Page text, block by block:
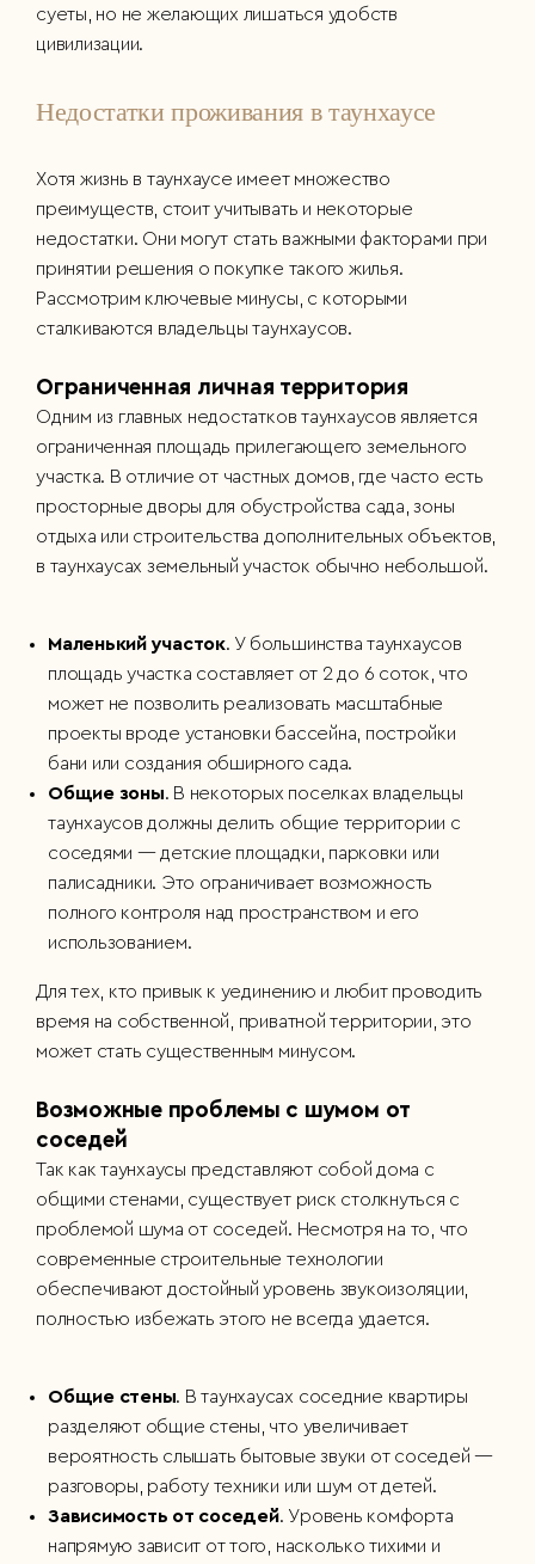
суеты, но не желающих лишаться удобств
цивилизации.
Недостатки проживания в таунхаусе
Хотя жизнь в таунхаусе имеет множество
преимуществ, стоит учитывать и некоторые
недостатки. Они могут стать важными факторами при
принятии решения о покупке такого жилья.
Рассмотрим ключевые минусы, с которыми
сталкиваются владельцы таунхаусов.
Ограниченная личная территория
Одним из главных недостатков таунхаусов является
ограниченная площадь прилегающего земельного
участка. В отличие от частных домов, где часто есть
просторные дворы для обустройства сада, зоны
отдыха или строительства дополнительных объектов,
в таунхаусах земельный участок обычно небольшой.
Маленький участок. У большинства таунхаусов
площадь участка составляет от 2 до 6 соток, что
может не позволить реализовать масштабные
проекты вроде установки бассейна, постройки
бани или создания обширного сада.
Общие зоны. В некоторых поселках владельцы
таунхаусов должны делить общие территории с
соседями — детские площадки, парковки или
палисадники. Это ограничивает возможность
полного контроля над пространством и его
использованием.
Для тех, кто привык к уединению и любит проводить
время на собственной, приватной территории, это
может стать существенным минусом.
Возможные проблемы с шумом от
соседей
Так как таунхаусы представляют собой дома с
общими стенами, существует риск столкнуться с
проблемой шума от соседей. Несмотря на то, что
современные строительные технологии
обеспечивают достойный уровень звукоизоляции,
полностью избежать этого не всегда удается.
Общие стены. В таунхаусах соседние квартиры
разделяют общие стены, что увеличивает
вероятность слышать бытовые звуки от соседей —
разговоры, работу техники или шум от детей.
Зависимость от соседей. Уровень комфорта
напрямую зависит от того, насколько тихими и